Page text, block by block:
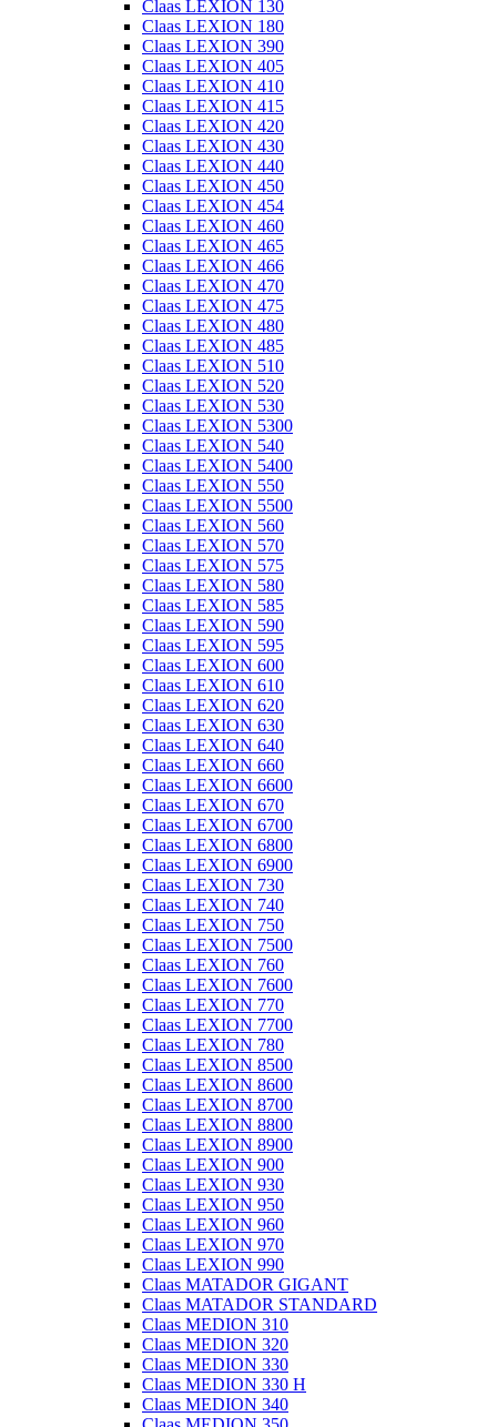
Claas LEXION 130
Claas LEXION 180
Claas LEXION 390
Claas LEXION 405
Claas LEXION 410
Claas LEXION 415
Claas LEXION 420
Claas LEXION 430
Claas LEXION 440
Claas LEXION 450
Claas LEXION 454
Claas LEXION 460
Claas LEXION 465
Claas LEXION 466
Claas LEXION 470
Claas LEXION 475
Claas LEXION 480
Claas LEXION 485
Claas LEXION 510
Claas LEXION 520
Claas LEXION 530
Claas LEXION 5300
Claas LEXION 540
Claas LEXION 5400
Claas LEXION 550
Claas LEXION 5500
Claas LEXION 560
Claas LEXION 570
Claas LEXION 575
Claas LEXION 580
Claas LEXION 585
Claas LEXION 590
Claas LEXION 595
Claas LEXION 600
Claas LEXION 610
Claas LEXION 620
Claas LEXION 630
Claas LEXION 640
Claas LEXION 660
Claas LEXION 6600
Claas LEXION 670
Claas LEXION 6700
Claas LEXION 6800
Claas LEXION 6900
Claas LEXION 730
Claas LEXION 740
Claas LEXION 750
Claas LEXION 7500
Claas LEXION 760
Claas LEXION 7600
Claas LEXION 770
Claas LEXION 7700
Claas LEXION 780
Claas LEXION 8500
Claas LEXION 8600
Claas LEXION 8700
Claas LEXION 8800
Claas LEXION 8900
Claas LEXION 900
Claas LEXION 930
Claas LEXION 950
Claas LEXION 960
Claas LEXION 970
Claas LEXION 990
Claas MATADOR GIGANT
Claas MATADOR STANDARD
Claas MEDION 310
Claas MEDION 320
Claas MEDION 330
Claas MEDION 330 H
Claas MEDION 340